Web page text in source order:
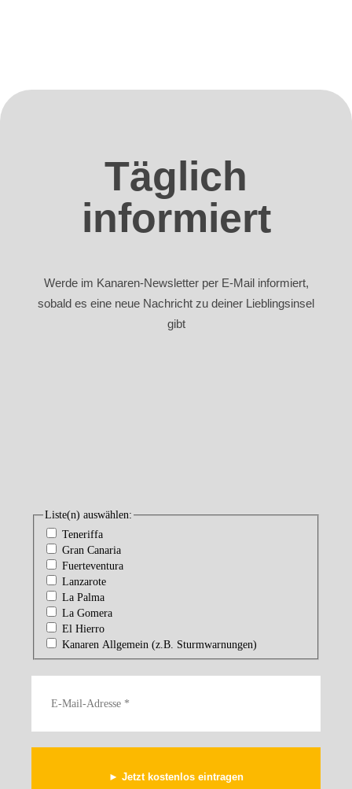
Täglich
informiert
Werde im Kanaren-Newsletter per E-Mail informiert,
sobald es eine neue Nachricht zu deiner Lieblingsinsel
gibt
Liste(n) auswählen:
Teneriffa
Gran Canaria
Fuerteventura
Lanzarote
La Palma
La Gomera
El Hierro
Kanaren Allgemein (z.B. Sturmwarnungen)